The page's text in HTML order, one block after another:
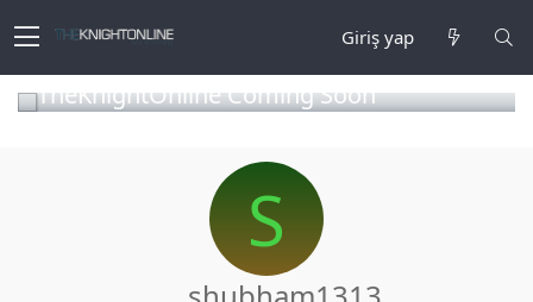
Giriş yap
TheKnightOnline Coming Soon
S